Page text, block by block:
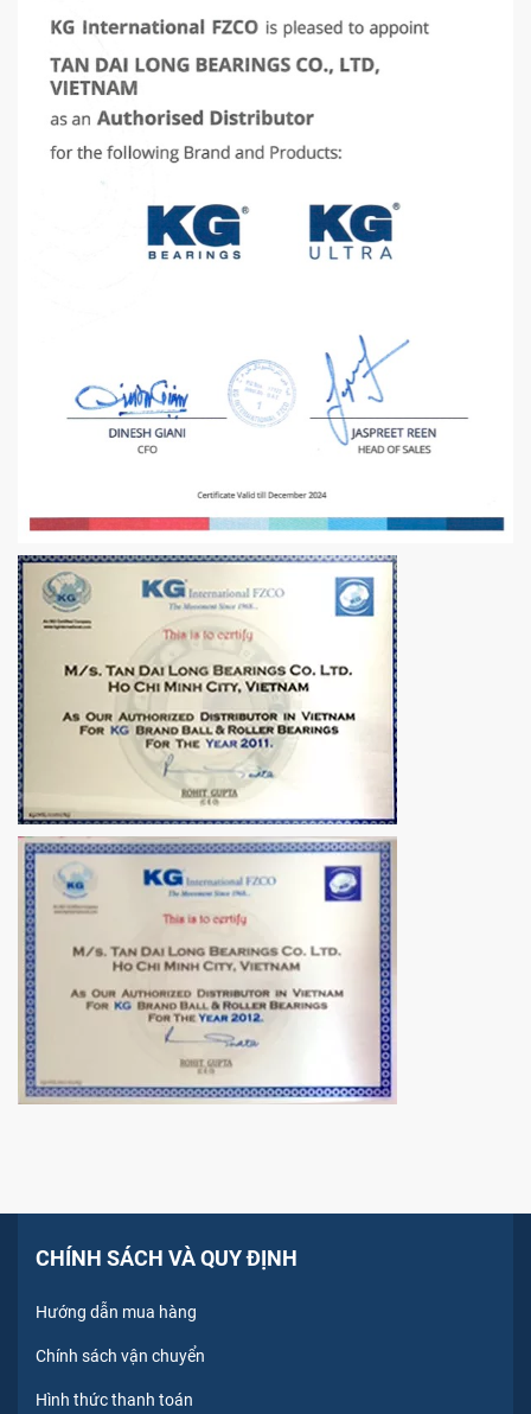
CHÍNH SÁCH VÀ QUY ĐỊNH
Hướng dẫn mua hàng
Chính sách vận chuyển
Hình thức thanh toán